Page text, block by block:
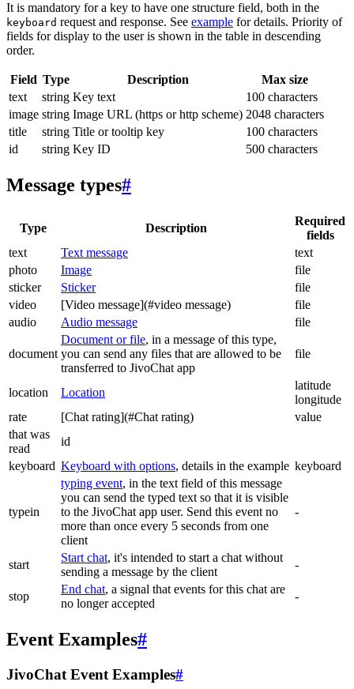
It is mandatory for a key to have one structure field, both in the
keyboard request and response. See example for details. Priority of
fields for display to the user is shown in the table in descending
order.
Field Type Description
Max size
text
string Key text
100 characters
image string Image URL (https or http scheme) 2048 characters
title
string Title or tooltip key
100 characters
id
string Key ID 500 characters
Message types#
Type Description
Required
fields
text
Text message
text
photo
Image
file
sticker
Sticker
file
video
[Video message](#video message)
file
audio
Audio message file
document
Document or file, in a message of this type,
you can send any files that are allowed to be
transferred to JivoChat app
file
location Location
latitude
longitude
rate
[Chat rating](#Chat rating)
value
that was
read
id
keyboard Keyboard with options, details in the example keyboard
typein
typing event, in the text field of this message
you can send the typed text so that it is visible
to the JivoChat app user. Send this event no
more than once every 5 seconds from one
client
-
start
Start chat, it's intended to start a chat without
sending a message by the client
-
stop
End chat, a signal that events for this chat are
no longer accepted
-
Event Examples#
JivoChat Event Examples#